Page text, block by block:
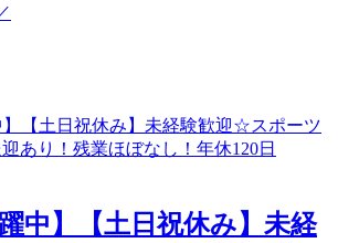
躍中】【土日祝休み】未経